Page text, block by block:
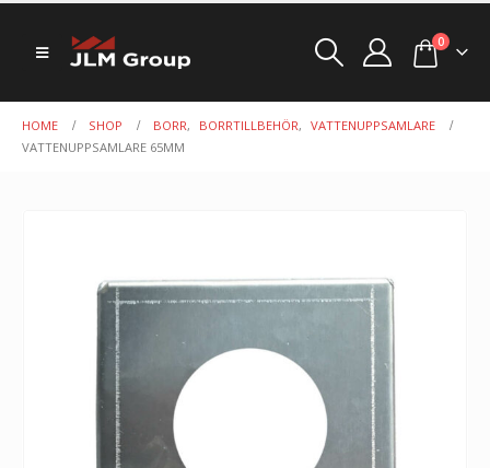
0
HOME SHOP BORR, BORRTILLBEHÖR, VATTENUPPSAMLARE
VATTENUPPSAMLARE 65MM